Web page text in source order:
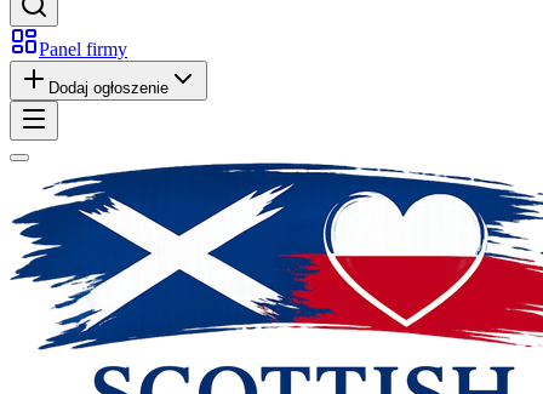
Panel firmy
Dodaj ogłoszenie